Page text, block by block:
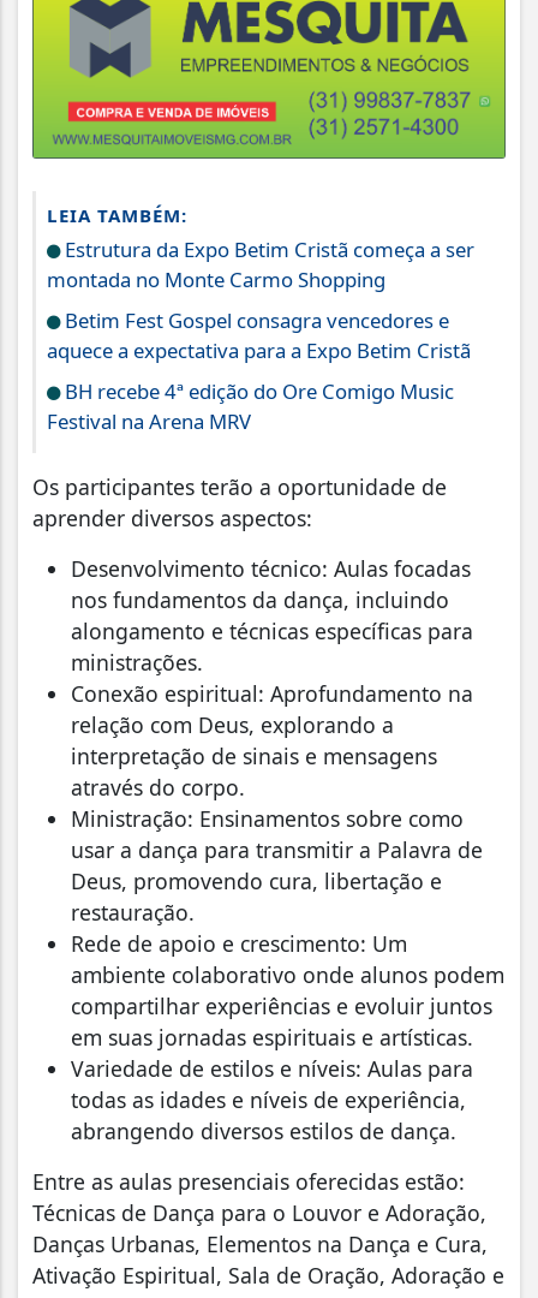
LEIA TAMBÉM:
Estrutura da Expo Betim Cristã começa a ser
montada no Monte Carmo Shopping
Betim Fest Gospel consagra vencedores e
aquece a expectativa para a Expo Betim Cristã
BH recebe 4ª edição do Ore Comigo Music
Festival na Arena MRV
Os participantes terão a oportunidade de
aprender diversos aspectos:
Desenvolvimento técnico: Aulas focadas
nos fundamentos da dança, incluindo
alongamento e técnicas específicas para
ministrações.
Conexão espiritual: Aprofundamento na
relação com Deus, explorando a
interpretação de sinais e mensagens
através do corpo.
Ministração: Ensinamentos sobre como
usar a dança para transmitir a Palavra de
Deus, promovendo cura, libertação e
restauração.
Rede de apoio e crescimento: Um
ambiente colaborativo onde alunos podem
compartilhar experiências e evoluir juntos
em suas jornadas espirituais e artísticas.
Variedade de estilos e níveis: Aulas para
todas as idades e níveis de experiência,
abrangendo diversos estilos de dança.
Entre as aulas presenciais oferecidas estão:
Técnicas de Dança para o Louvor e Adoração,
Danças Urbanas, Elementos na Dança e Cura,
Ativação Espiritual, Sala de Oração, Adoração e